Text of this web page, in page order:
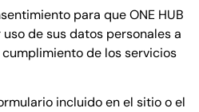
para que ONE HUB
uso de sus datos personales a
de los servicios
incluido en el sitio o el